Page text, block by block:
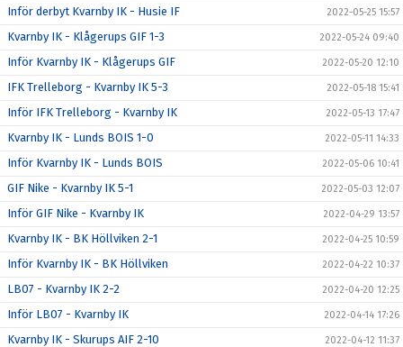
Inför derbyt Kvarnby IK - Husie IF 2022-05-25 15:57
Kvarnby IK - Klågerups GIF 1-3 2022-05-24 09:40
Inför Kvarnby IK - Klågerups GIF 2022-05-20 12:10
IFK Trelleborg - Kvarnby IK 5-3 2022-05-18 15:41
Inför IFK Trelleborg - Kvarnby IK 2022-05-13 17:47
Kvarnby IK - Lunds BOIS 1-0 2022-05-11 14:33
Inför Kvarnby IK - Lunds BOIS 2022-05-06 10:41
GIF Nike - Kvarnby IK 5-1 2022-05-03 12:07
Inför GIF Nike - Kvarnby IK 2022-04-29 13:57
Kvarnby IK - BK Höllviken 2-1 2022-04-25 10:59
Inför Kvarnby IK - BK Höllviken 2022-04-22 10:37
LB07 - Kvarnby IK 2-2 2022-04-20 12:25
Inför LB07 - Kvarnby IK 2022-04-14 17:26
Kvarnby IK - Skurups AIF 2-10 2022-04-12 11:37